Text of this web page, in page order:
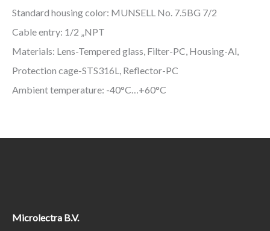
Standard housing color: MUNSELL No. 7.5BG 7/2
Cable entry: 1/2 „NPT
Materials: Lens-Tempered glass, Filter-PC, Housing-Al,
Protection cage-STS316L, Reflector-PC
Ambient temperature: -40°C…+60°C
Microlectra B.V.